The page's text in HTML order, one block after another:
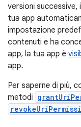
versioni successive,
tua app
impostazione
contenuti e ha
app, la tua app è
app.
Per saperne di più,
metodi